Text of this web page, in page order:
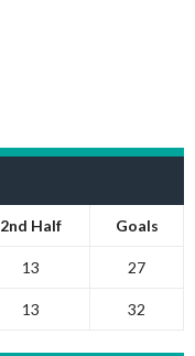
2nd Half Goals
13 27
13 32